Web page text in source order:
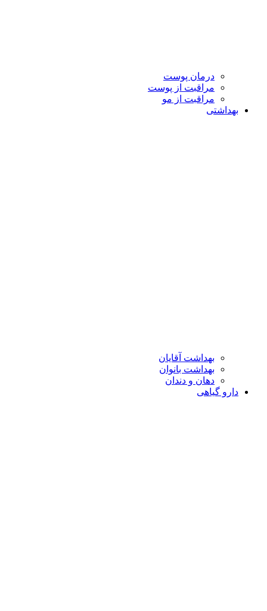
درمان پوست
مراقبت از پوست
مراقبت از مو
بهداشتی
بهداشت آقایان
بهداشت بانوان
دهان و دندان
دارو گیاهی